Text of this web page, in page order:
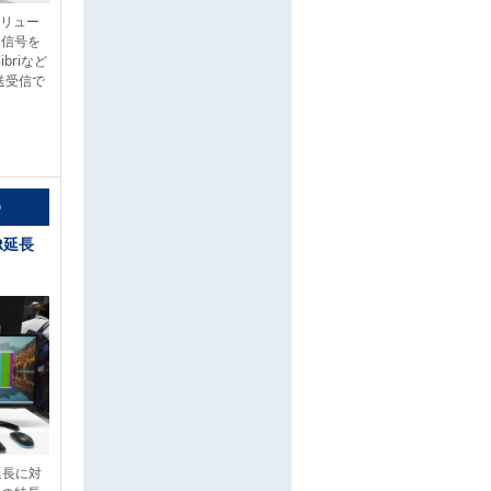
ュー
号を
など
受信で
長
に対